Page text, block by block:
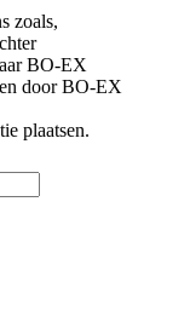
zoals,
BO-EX
door BO-EX
plaatsen.